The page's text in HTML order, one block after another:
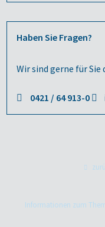
Haben Sie Fragen?
Wir sind gerne für Sie
0421 / 64 913-0
Informationen zum